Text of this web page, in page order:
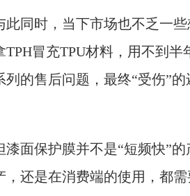
时，当下市场也不乏一些
TPH冒充TPU材料，用不到
列的售后问题，最终“受伤”的
保护膜并不是“短频快”的
，还是在消费端的使用，都